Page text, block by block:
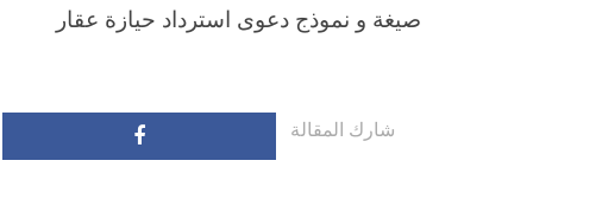
صيغة و نموذج دعوى استرداد حيازة عقار
شارك المقالة